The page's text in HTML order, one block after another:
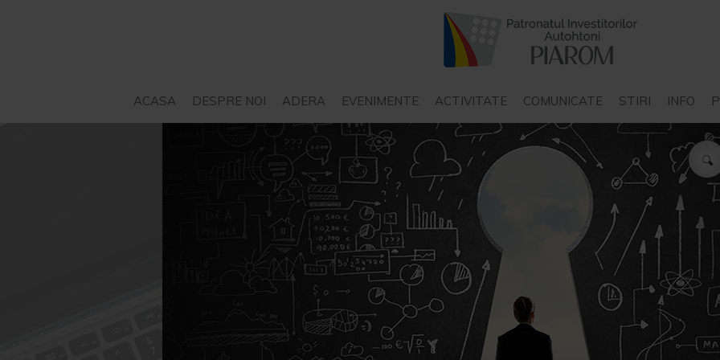
ACASA DESPRE NOI
SERVICII – CONSILIERE
ADERA EVENIMENTE ACTIVITATE COMUNICATE
COMUNICATE PIAROM
COMUNICATE ALE ALTOR
ORGANIZATII
COMUNICATE ALE
INSTITUTIILOR DE STAT
STIRI
STIRI
STIRI
INFO